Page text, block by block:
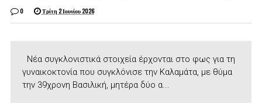
0 Τρίτη 2 Ιουνίου 2026
Νέα συγκλονιστικά στοιχεία έρχονται στο φως για τη
γυναικοκτονία που συγκλόνισε την Καλαμάτα, με θύμα
την 39χρονη Βασιλική, μητέρα δύο α...